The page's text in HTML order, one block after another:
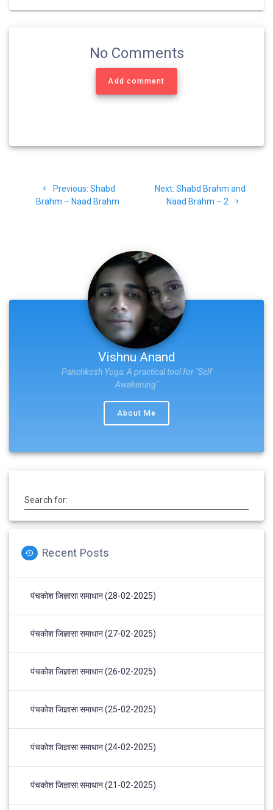
k
m
p
No Comments
Add comment
navigation
Previous: Previous
post:
Shabd
Brahm – Naad Brahm
Next: Next
post:
Shabd Brahm and
Naad Brahm – 2
Vishnu Anand
Panchkosh Yoga: A practical tool for "Self
Awakening"
About Me
Search for:
Recent Posts
पंचकोश जिज्ञासा समाधान (28-02-2025)
पंचकोश जिज्ञासा समाधान (27-02-2025)
पंचकोश जिज्ञासा समाधान (26-02-2025)
पंचकोश जिज्ञासा समाधान (25-02-2025)
पंचकोश जिज्ञासा समाधान (24-02-2025)
पंचकोश जिज्ञासा समाधान (21-02-2025)